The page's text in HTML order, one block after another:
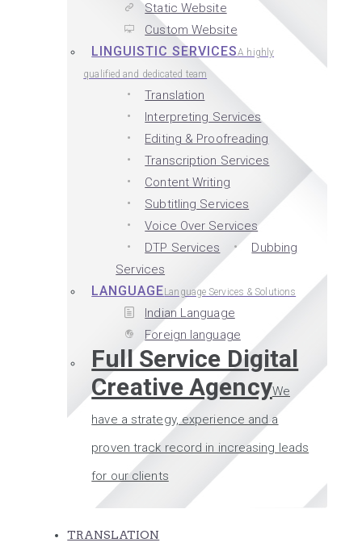
Static Website
Custom Website
LINGUISTIC SERVICESA highly
qualified and dedicated team
Translation
Interpreting Services
Editing & Proofreading
Transcription Services
Content Writing
Subtitling Services
Voice Over Services
DTP Services
Dubbing
Services
LANGUAGELanguage Services & Solutions
Indian Language
Foreign language
Full Service Digital
Creative AgencyWe
have a strategy, experience and a
proven track record in increasing leads
for our clients
TRANSLATION